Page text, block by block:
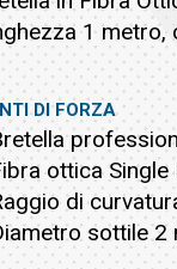
1 metro,
DI FORZA
ottica Single
di
sottile 2